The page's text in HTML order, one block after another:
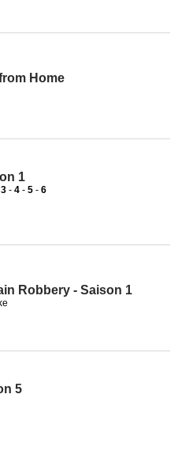
Home
1
3 - 4 - 5 - 6
Robbery - Saison 1
5